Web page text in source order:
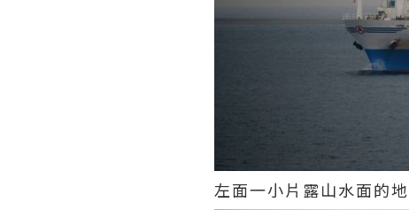
左面一小片露山水面的